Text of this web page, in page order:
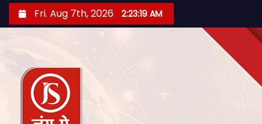
Fri. Aug 7th, 2026 2:23:21 AM